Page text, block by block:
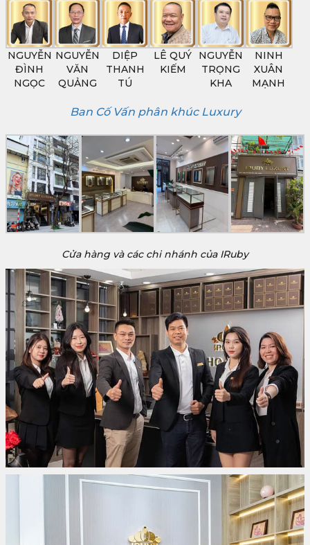
NGUYỄN
ĐÌNH
NGỌC
NGUYỄN
VĂN
QUẢNG
DIỆP
THANH
TÚ
LÊ QUÝ
KIẾM
NGUYỄN
TRỌNG
KHA
NINH
XUÂN
MẠNH
Ban Cố Vấn phân khúc Luxury
Cửa hàng và các chi nhánh của IRuby